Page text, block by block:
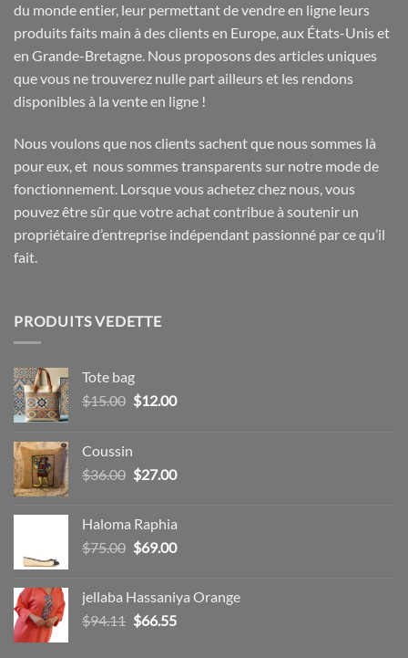
du monde entier, leur permettant de vendre en ligne leurs
produits faits main à des clients en Europe, aux États-Unis et
en Grande-Bretagne. Nous proposons des articles uniques
que vous ne trouverez nulle part ailleurs et les rendons
disponibles à la vente en ligne !
Nous voulons que nos clients sachent que nous sommes là
pour eux, et nous sommes transparents sur notre mode de
fonctionnement. Lorsque vous achetez chez nous, vous
pouvez être sûr que votre achat contribue à soutenir un
propriétaire d’entreprise indépendant passionné par ce qu’il
fait.
PRODUITS VEDETTE
Tote bag
$15.00 Le
était :
$15.00.
$12.00Le
$12.00.
Coussin
$36.00 Le
était :
$36.00.
$27.00Le
est :
$27.00.
Haloma Raphia
$75.00 Le
était :
$75.00.
$69.00Le
est :
$69.00.
jellaba Hassaniya Orange
$94.11 Le
$66.55Le